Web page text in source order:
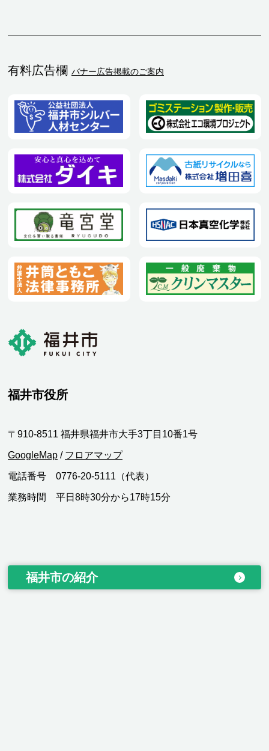
有料広告欄 バナー広告掲載のご案内
福井市役所
〒910-8511 福井県福井市大手3丁目10番1号
GoogleMap / フロアマップ
電話番号 0776-20-5111（代表）
業務時間 平日8時30分から17時15分
福井市の紹介